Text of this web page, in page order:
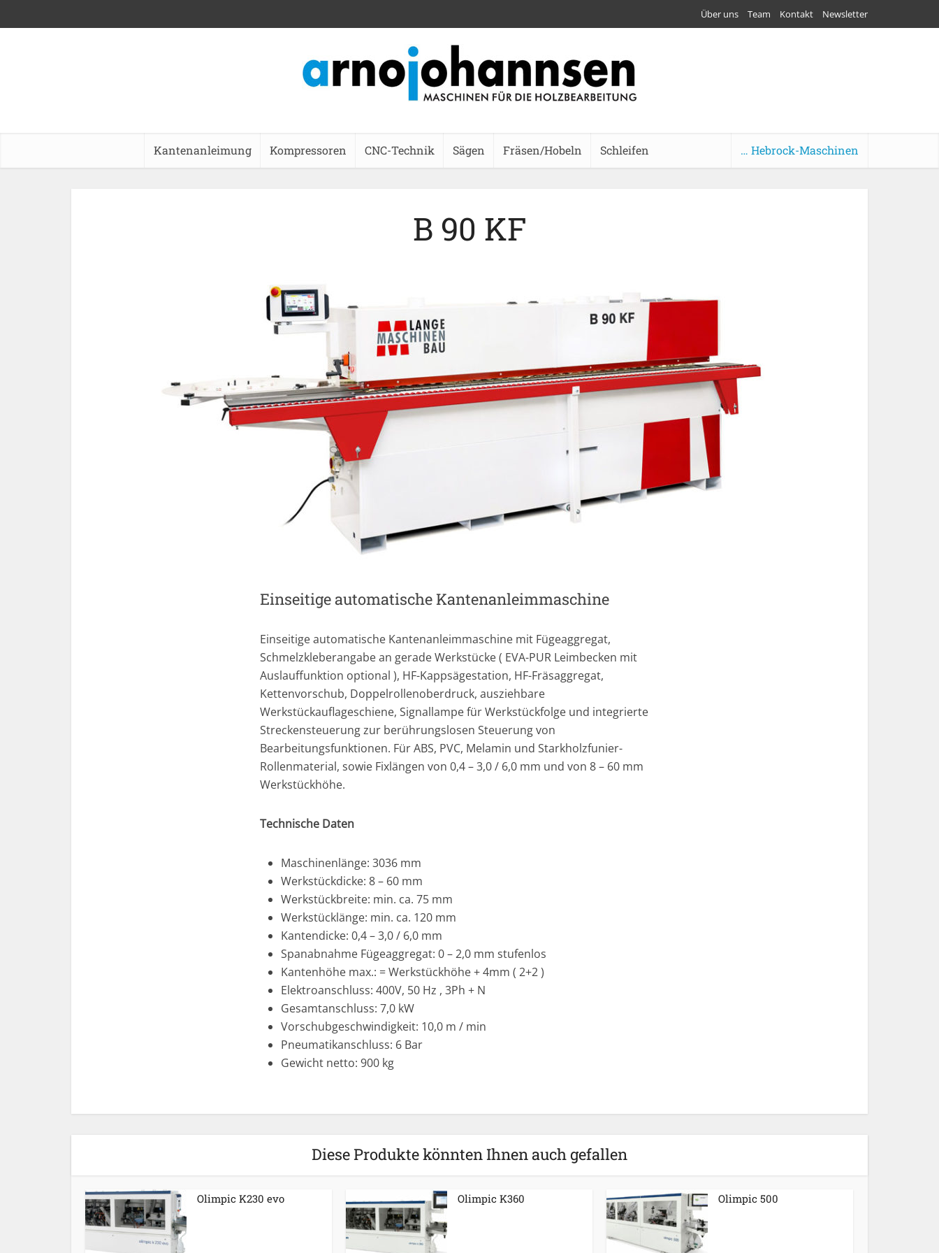
Über uns Team Kontakt Newsletter
Kantenanleimung Kompressoren CNC-Technik Sägen Fräsen/Hobeln Schleifen … Hebrock-Maschinen
B 90 KF
Einseitige automatische Kantenanleimmaschine
Einseitige automatische Kantenanleimmaschine mit Fügeaggregat,
Schmelzkleberangabe an gerade Werkstücke ( EVA-PUR Leimbecken mit
Auslauffunktion optional ), HF-Kappsägestation, HF-Fräsaggregat,
Kettenvorschub, Doppelrollenoberdruck, ausziehbare
Werkstückauflageschiene, Signallampe für Werkstückfolge und integrierte
Streckensteuerung zur berührungslosen Steuerung von
Bearbeitungsfunktionen. Für ABS, PVC, Melamin und Starkholzfunier-
Rollenmaterial, sowie Fixlängen von 0,4 – 3,0 / 6,0 mm und von 8 – 60 mm
Werkstückhöhe.
Technische Daten
Maschinenlänge: 3036 mm
Werkstückdicke: 8 – 60 mm
Werkstückbreite: min. ca. 75 mm
Werkstücklänge: min. ca. 120 mm
Kantendicke: 0,4 – 3,0 / 6,0 mm
Spanabnahme Fügeaggregat: 0 – 2,0 mm stufenlos
Kantenhöhe max.: = Werkstückhöhe + 4mm ( 2+2 )
Elektroanschluss: 400V, 50 Hz , 3Ph + N
Gesamtanschluss: 7,0 kW
Vorschubgeschwindigkeit: 10,0 m / min
Pneumatikanschluss: 6 Bar
Gewicht netto: 900 kg
Diese Produkte könnten Ihnen auch gefallen
Olimpic K230 evo Olimpic K360 Olimpic 500